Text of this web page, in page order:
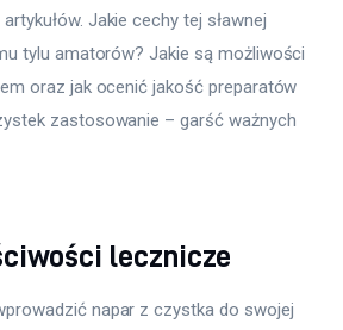
Jakie cechy tej sławnej
tylu amatorów? Jakie są możliwości
oraz jak ocenić jakość preparatów
zastosowanie – garść ważnych
lecznicze
napar z czystka do swojej